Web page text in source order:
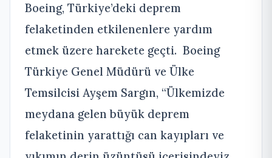
Boeing, Türkiye’deki deprem
felaketinden etkilenenlere yardım
etmek üzere harekete geçti. Boeing
Türkiye Genel Müdürü ve Ülke
Temsilcisi Ayşem Sargın, “Ülkemizde
meydana gelen büyük deprem
felaketinin yarattığı can kayıpları ve